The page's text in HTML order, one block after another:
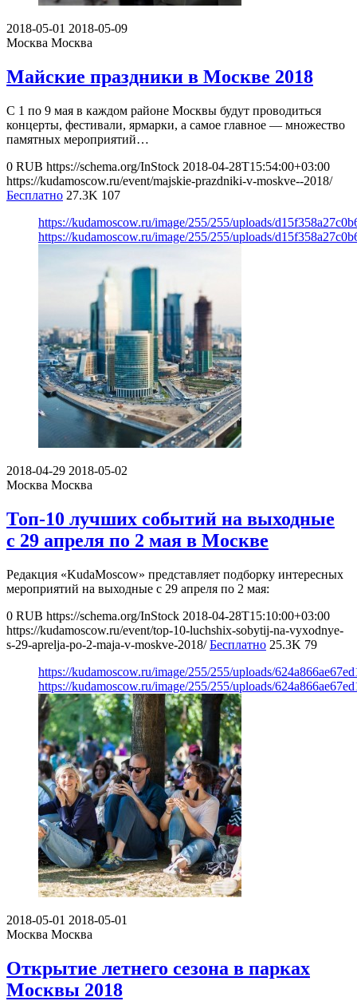
2018-05-01 2018-05-09
Москва Москва
Майские праздники в Москве 2018
С 1 по 9 мая в каждом районе Москвы будут проводиться
концерты, фестивали, ярмарки, а самое главное — множество
памятных мероприятий…
0 RUB https://schema.org/InStock 2018-04-28T15:54:00+03:00
https://kudamoscow.ru/event/majskie-prazdniki-v-moskve--2018/
Бесплатно 27.3K 107
https://kudamoscow.ru/image/255/255/uploads/
https://kudamoscow.ru/image/255/255/uploads/
2018-04-29 2018-05-02
Москва Москва
Топ-10 лучших событий на выходные
с 29 апреля по 2 мая в Москве
Редакция «KudaMoscow» представляет подборку интересных
мероприятий на выходные с 29 апреля по 2 мая:
0 RUB https://schema.org/InStock 2018-04-28T15:10:00+03:00
https://kudamoscow.ru/event/top-10-luchshix-sobytij-na-vyxodnye-
s-29-aprelja-po-2-maja-v-moskve-2018/ Бесплатно 25.3K 79
https://kudamoscow.ru/image/255/255/uploads/
https://kudamoscow.ru/image/255/255/uploads/
2018-05-01 2018-05-01
Москва Москва
Открытие летнего сезона в парках
Москвы 2018